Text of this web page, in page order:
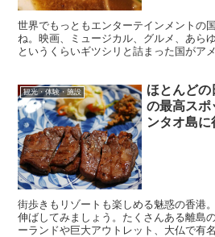
世界でもっともエンターテインメントの
ね。映画、ミュージカル、グルメ、あら
というくらいギツシリと詰まった国がア
観光・体験・施設
ほとんど
の最高スポ
ンタオ島に
街歩きもリゾートも楽しめる魅惑の香港
伸ばしてみましょう。たくさんある離島
ーランドや巨大アウトレット、大仏で有